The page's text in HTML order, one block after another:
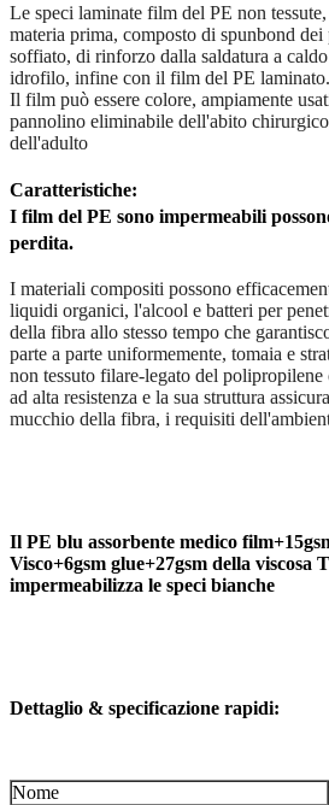
Le speci laminate film del PE non
materia prima, composto di spunbond
soffiato, di rinforzo dalla saldatura a
idrofilo, infine con il film del PE laminato.
Il film può essere colore, ampiamente
pannolino eliminabile dell'abito
dell'adulto
Caratteristiche:
I film del PE sono impermeabili
perdita.
I materiali compositi possono
liquidi organici, l'alcool e batteri per
della fibra allo stesso tempo che
parte a parte uniformemente, tomaia e
non tessuto filare-legato del polipropilene
ad alta resistenza e la sua struttura
mucchio della fibra, i requisiti
Il PE blu assorbente medico
Visco+6gsm glue+27gsm della viscosa
impermeabilizza le speci bianche
Dettaglio & specificazione rapidi:
Nome